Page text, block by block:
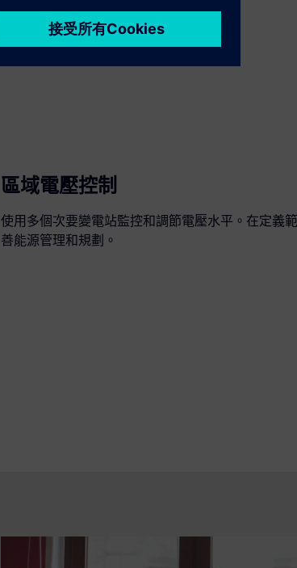
區域電壓控制
使用多個次要變電站監控和調節電壓水平。在定義
善能源管理和規劃。